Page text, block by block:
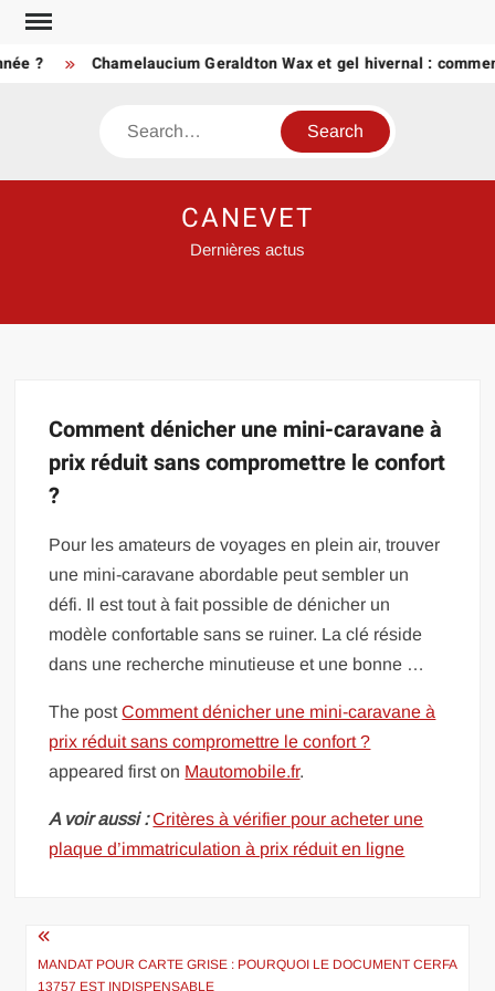
Skip
content
? Chamelaucium Geraldton Wax et gel hivernal :
Search
CANEVET
Dernières actus
Comment dénicher une mini-caravane à
prix réduit sans compromettre le confort
?
Pour les amateurs de voyages en plein air, trouver
une mini-caravane abordable peut sembler un
défi. Il est tout à fait possible de dénicher un
modèle confortable sans se ruiner. La clé réside
dans une recherche minutieuse et une bonne …
The postComment dénicher une mini-caravane à
prix réduit sans compromettre le confort ?
appeared first on Mautomobile.fr.
A voir aussi : Critères à vérifier pour acheter une
plaque d’immatriculation à prix réduit en ligne
Navigation
de
MANDAT POUR CARTE GRISE : POURQUOI LE DOCUMENT CERFA
13757 EST INDISPENSABLE